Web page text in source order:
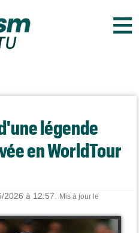
≡
légende
en WorldTour
2026 à 12:57.
Mis à jour le